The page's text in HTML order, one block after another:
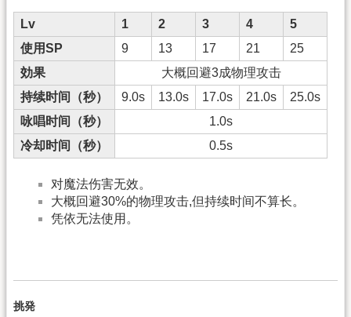
Lv 1 2 3 4
5
使用SP
9 13 17 21
25
効果
大概回避3成物理攻击
持续时间（秒）
9.0s 13.0s 17.0s 21.0s
25.0s
咏唱时间（秒）
1.0s
冷却时间（秒）
0.5s
对魔法伤害无效。
大概回避30%的物理攻击,但持续时间不算长。
凭依无法使用。
挑発